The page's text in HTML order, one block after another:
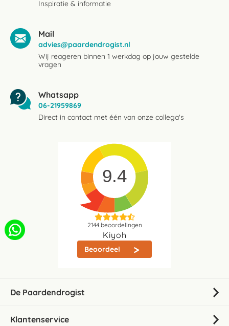
Inspiratie & informatie
Mail
advies@paardendrogist.nl
Wij reageren binnen 1 werkdag op jouw gestelde
vragen
Whatsapp
06-21959869
Direct in contact met één van onze collega's
9.4
2144beoordelingen
Kiyoh
Beoordeel
De Paardendrogist
Klantenservice